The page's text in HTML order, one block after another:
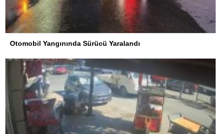
Otomobil Yangınında Sürücü Yaralandı